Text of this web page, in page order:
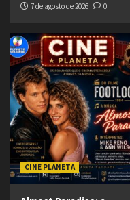
7 de agosto de 2026
0
CINE PLANETA